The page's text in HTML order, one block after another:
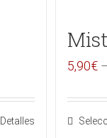
Detalles
5,90€